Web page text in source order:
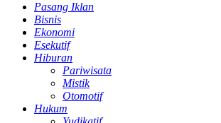
Pasang Iklan
Bisnis
Ekonomi
Esekutif
Hiburan
Pariwisata
Mistik
Otomotif
Hukum